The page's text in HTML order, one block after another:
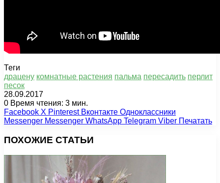
Теги
драцену комнатные растения пальма пересадить перлит
песок
28.09.2017
0 Время чтения: 3 мин.
Facebook X Pinterest Вконтакте Одноклассники
Messenger Messenger WhatsApp Telegram Viber Печатать
ПОХОЖИЕ СТАТЬИ